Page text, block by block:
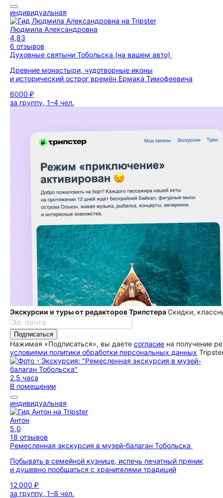
индивидуальная
Людмила Александровна
4,83
6 отзывов
Духовные святыни Тобольска (на вашем авто)
Древние монастыри, чудотворные иконы
и исторический острог времён Ермака Тимофеевича
6000 ₽
за группу, 1–4 чел.
Экскурсии и туры от редакторов ТрипстераСкидки,
Подписаться
Нажимая «Подписаться», вы даете согласие на получение
условиями политики обработки персональных данных
2,5 часа
В помещении
индивидуальная
Антон
5,0
18 отзывов
Ремесленная экскурсия в музей-балаган Тобольска
Побывать в семейной кузнице, испечь печатный пряник
и душевно пообщаться с хранителями традиций
12 000 ₽
за группу, 1–8 чел.